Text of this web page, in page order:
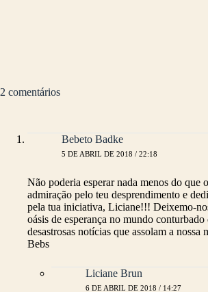
2 comentários
Bebeto Badke
5 DE ABRIL DE 2018 / 22:18
Não poderia esperar nada menos do que
admiração pelo teu desprendimento e
pela tua iniciativa, Liciane!!! Deixemo-
oásis de esperança no mundo conturbado
desastrosas notícias que assolam a
Bebs
Liciane Brun
6 DE ABRIL DE 2018 / 14:27